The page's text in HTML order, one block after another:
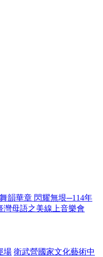
舞韻華章 閃耀無垠─114年
灣母語之美線上音樂會
場 衛武營國家文化藝術中